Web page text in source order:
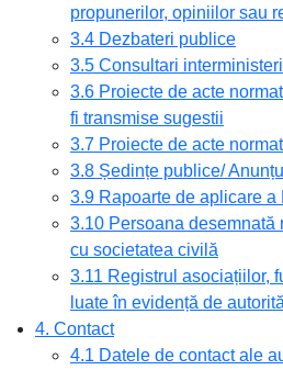
propunerilor, opiniilor sau
3.4 Dezbateri publice
3.5 Consultari
3.6 Proiecte de acte
fi transmise sugestii
3.7 Proiecte de acte
3.8 Ședințe publice/
3.9 Rapoarte de aplicare a
3.10 Persoana desemnată
cu societatea civilă
3.11 Registrul asociațiilor,
luate în evidență de
4. Contact
4.1 Datele de contact ale